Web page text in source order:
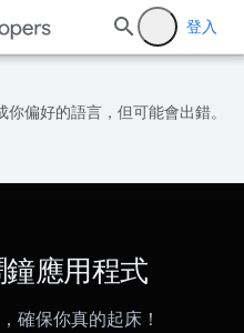
登入
偏好的語言，但可能會出錯。
應用程式
確保你真的起床！